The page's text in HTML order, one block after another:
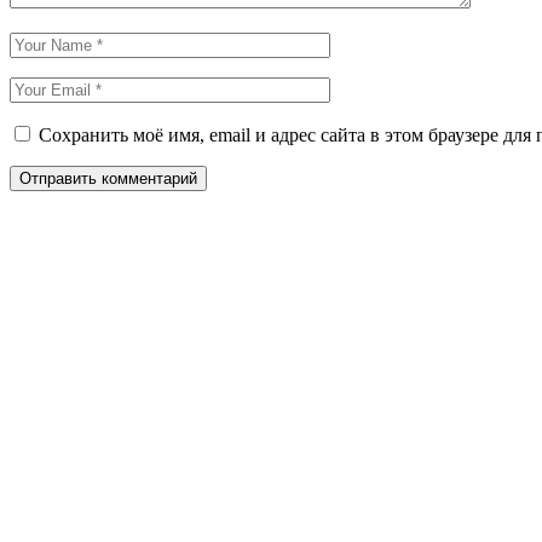
Сохранить моё имя, email и адрес сайта в этом браузере
Отправить комментарий